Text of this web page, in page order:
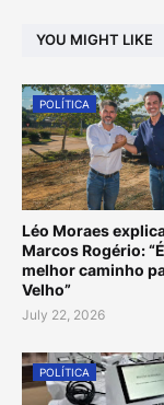
YOU MIGHT LIKE
POLÍTICA
Léo Moraes
Marcos Rogério:
melhor caminho
Velho”
July 22, 2026
POLÍTICA